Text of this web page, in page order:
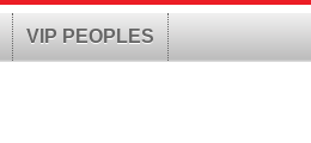
VIP PEOPLES